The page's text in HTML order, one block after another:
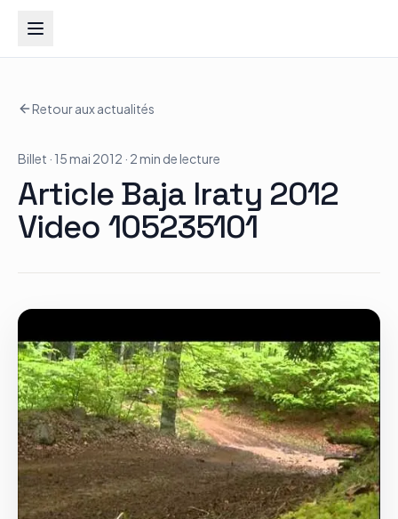
Accueil
RZR
ATV
RGR
Tous les modèles
Actualités
Le groupe
Contact
Retour aux actualités
Billet · 15 mai 2012 · 2 min de lecture
Article Baja Iraty 2012
Video 105235101